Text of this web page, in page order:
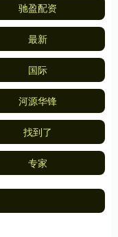
驰盈配资
最新
国际
河源华锋
找到了
专家